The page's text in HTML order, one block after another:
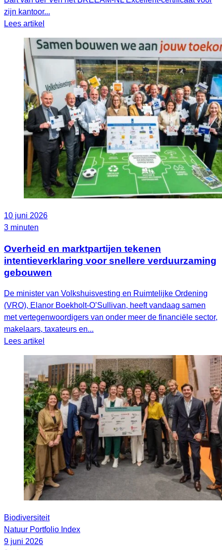
zijn kantoor...
Lees artikel
10 juni 2026
3 minuten
Overheid en marktpartijen tekenen
intentieverklaring voor snellere verduurzaming
gebouwen
De minister van Volkshuisvesting en Ruimtelijke Ordening
(VRO), Elanor Boekholt‑O’Sullivan, heeft vandaag samen
met vertegenwoordigers van onder meer de financiële sector,
makelaars, taxateurs en...
Lees artikel
Biodiversiteit
Natuur Portfolio Index
9 juni 2026